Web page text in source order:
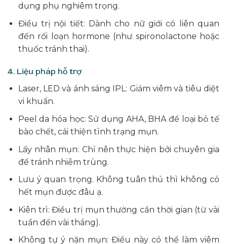
dụng phụ nghiêm trọng.
Điều trị nội tiết: Dành cho nữ giới có liên quan
đến rối loạn hormone (như spironolactone hoặc
thuốc tránh thai).
4. Liệu pháp hỗ trợ
Laser, LED và ánh sáng IPL: Giảm viêm và tiêu diệt
vi khuẩn.
Peel da hóa học: Sử dụng AHA, BHA để loại bỏ tế
bào chết, cải thiện tình trạng mụn.
Lấy nhân mụn: Chỉ nên thực hiện bởi chuyên gia
để tránh nhiễm trùng.
Lưu ý quan trọng. Không tuân thủ thì không có
hết mụn được đâu ạ.
Kiên trì: Điều trị mụn thường cần thời gian (từ vài
tuần đến vài tháng).
Không tự ý nặn mụn: Điều này có thể làm viêm